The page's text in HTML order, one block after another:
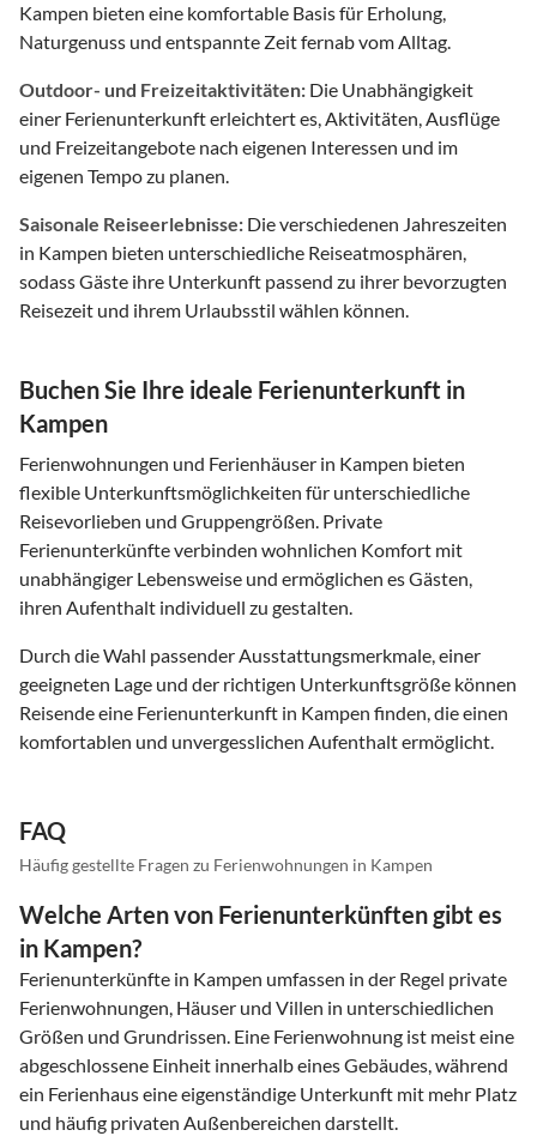
Kampen bieten eine komfortable Basis für Erholung,
Naturgenuss und entspannte Zeit fernab vom Alltag.
Outdoor- und Freizeitaktivitäten: Die Unabhängigkeit
einer Ferienunterkunft erleichtert es, Aktivitäten, Ausflüge
und Freizeitangebote nach eigenen Interessen und im
eigenen Tempo zu planen.
Saisonale Reiseerlebnisse: Die verschiedenen Jahreszeiten
in Kampen bieten unterschiedliche Reiseatmosphären,
sodass Gäste ihre Unterkunft passend zu ihrer bevorzugten
Reisezeit und ihrem Urlaubsstil wählen können.
Buchen Sie Ihre ideale Ferienunterkunft in
Kampen
Ferienwohnungen und Ferienhäuser in Kampen bieten
flexible Unterkunftsmöglichkeiten für unterschiedliche
Reisevorlieben und Gruppengrößen. Private
Ferienunterkünfte verbinden wohnlichen Komfort mit
unabhängiger Lebensweise und ermöglichen es Gästen,
ihren Aufenthalt individuell zu gestalten.
Durch die Wahl passender Ausstattungsmerkmale, einer
geeigneten Lage und der richtigen Unterkunftsgröße können
Reisende eine Ferienunterkunft in Kampen finden, die einen
komfortablen und unvergesslichen Aufenthalt ermöglicht.
FAQ
Häufig gestellte Fragen zu Ferienwohnungen in Kampen
Welche Arten von Ferienunterkünften gibt es
in Kampen?
Ferienunterkünfte in Kampen umfassen in der Regel private
Ferienwohnungen, Häuser und Villen in unterschiedlichen
Größen und Grundrissen. Eine Ferienwohnung ist meist eine
abgeschlossene Einheit innerhalb eines Gebäudes, während
ein Ferienhaus eine eigenständige Unterkunft mit mehr Platz
und häufig privaten Außenbereichen darstellt.